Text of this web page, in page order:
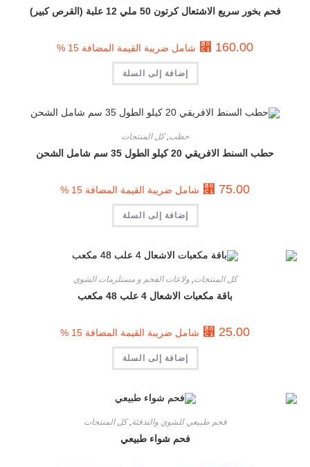
فحم بخور سريع الاشتعال كرتون 50 ملي 12 علبة (القرص كبير)
⃁ 160.00 شامل ضريبة القيمة المضافة 15 %
إضافة إلى السلة
حطب,كل المنتجات
حطب السنط الافريقي 20 كيلو الطول 35 سم شامل الشحن
⃁ 75.00 شامل ضريبة القيمة المضافة 15 %
إضافة إلى السلة
كل المنتجات,ولاعات الفحم و مستلزمات الشوي
باقة مكعبات الاشعال 4 علب 48 مكعب
⃁ 25.00 شامل ضريبة القيمة المضافة 15 %
إضافة إلى السلة
فحم طبيعي للشوي والتدفئة,كل المنتجات
فحم شواء طبيعي